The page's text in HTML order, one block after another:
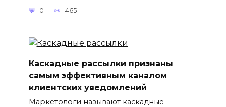
0 465
Каскадные рассылки признаны
самым эффективным каналом
клиентских уведомлений
Маркетологи называют каскадные